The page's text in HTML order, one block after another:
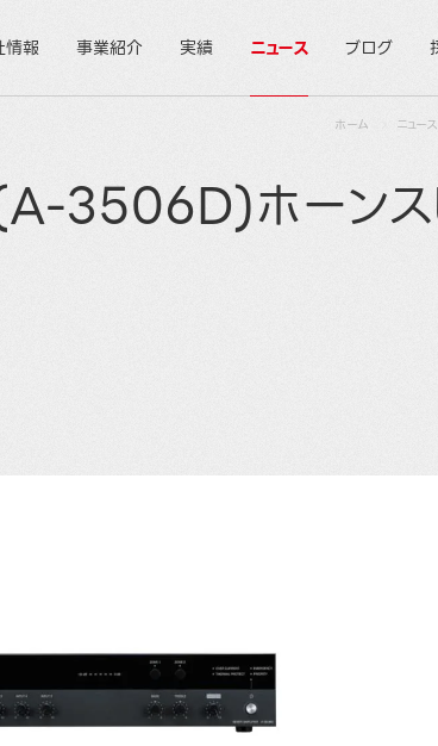
情報 事業紹介 実績 ニュース ブログ
ホーム ニュース
3506D)ホーン